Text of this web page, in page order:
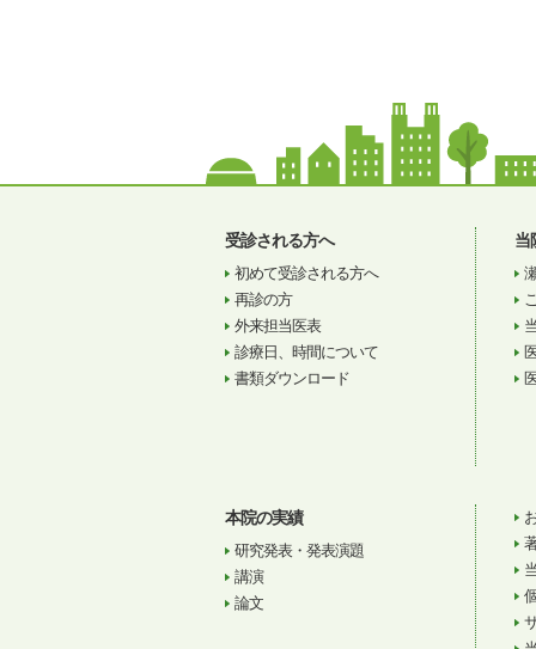
受診される方へ
初めて受診される方へ
再診の方
外来担当医表
診療日、時間について
書類ダウンロード
当
本院の実績
研究発表・発表演題
講演
論文